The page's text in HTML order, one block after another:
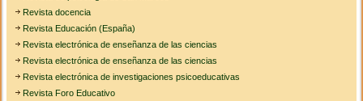
Revista docencia
Revista Educación (España)
Revista electrónica de enseñanza de las ciencias
Revista electrónica de enseñanza de las ciencias
Revista electrónica de investigaciones psicoeducativas
Revista Foro Educativo